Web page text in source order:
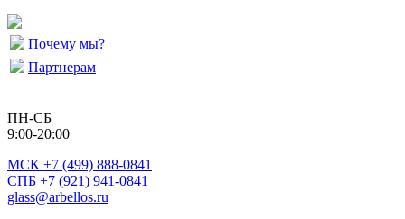
Почему мы?
Партнерам
ПН-СБ
9:00-20:00
МСК +7 (499) 888-0841
СПБ +7 (921) 941-0841
glass@arbellos.ru